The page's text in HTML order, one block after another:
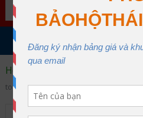
Search
MENU
Home
toàn toàn thân 1 móc